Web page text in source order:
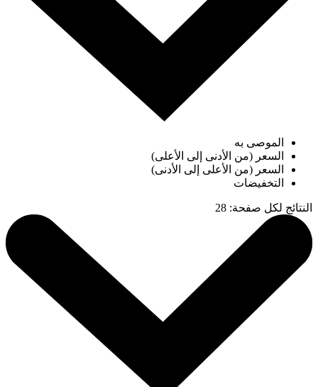
الموصى به
السعر (من الأدنى إلى الأعلى)
السعر (من الأعلى إلى الأدنى)
التخفيضات
النتائج لكل صفحة:
28